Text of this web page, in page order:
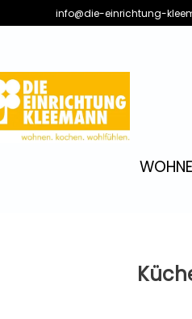
info@die-einrichtung-